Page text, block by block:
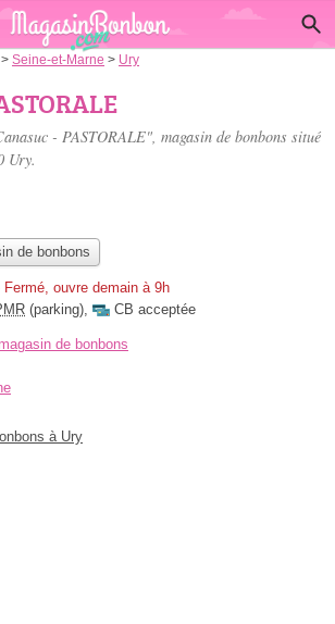
> Seine-et-Marne > Ury
- PASTORALE", magasin de bonbons situé
Ury.
de bonbons
Fermé, ouvre demain à 9h
(parking), CB acceptée
de bonbons
à Ury